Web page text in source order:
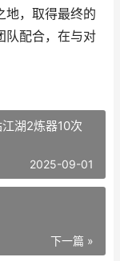
地，取得最终的
队配合，在与对
湖2炼器10次
2025-09-01
下一篇 »